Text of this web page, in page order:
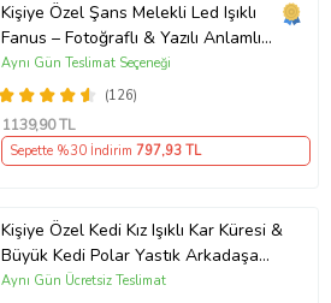
Kişiye Özel Şans Melekli Led Işıklı
Fanus – Fotoğraflı & Yazılı Anlamlı
Hediye
(126)
Aynı Gün Teslimat Seçeneği
1139,90 TL
Sepette %30 İndirim 797,93 TL
Kişiye Özel Kedi Kız Işıklı Kar Küresi &
Büyük Kedi Polar Yastık Arkadaşa
Doğum Günü Hediyesi
Aynı Gün Ücretsiz Teslimat